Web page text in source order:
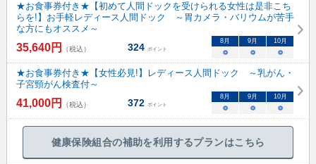
★お食事券付き★【初めて人間ドックを受けられる女性は是非こち
らを!】お手軽レディース人間ドック ～胃カメラ・バリウムが苦手
な方にもオススメ～
35,640円 （税込） 324 ポイント
8月 9月 10月
○ ○ ○
★お食事券付き★【女性必見!】レディース人間ドック ～乳がん・
子宮頸がん検査付～
41,000円 （税込） 372 ポイント
8月 9月 10月
○ ○ ○
健康保険組合の補助を利用するプランはこちら